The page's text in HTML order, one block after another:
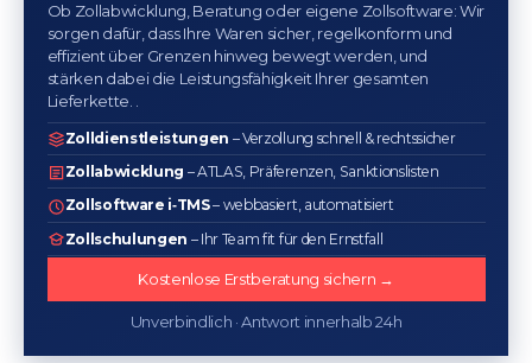
Ob Zollabwicklung, Beratung oder eigene Zollsoftware: Wir
sorgen dafür, dass Ihre Waren sicher, regelkonform und
effizient über Grenzen hinweg bewegt werden, und
stärken dabei die Leistungsfähigkeit Ihrer gesamten
Lieferkette. .
Zolldienstleistungen – Verzollung schnell & rechtssicher
Zollabwicklung – ATLAS, Präferenzen, Sanktionslisten
Zollsoftware i‑TMS– webbasiert, automatisiert
Zollschulungen – Ihr Team fit für den Ernstfall
Kostenlose Erstberatung sichern →
Unverbindlich · Antwort innerhalb 24h